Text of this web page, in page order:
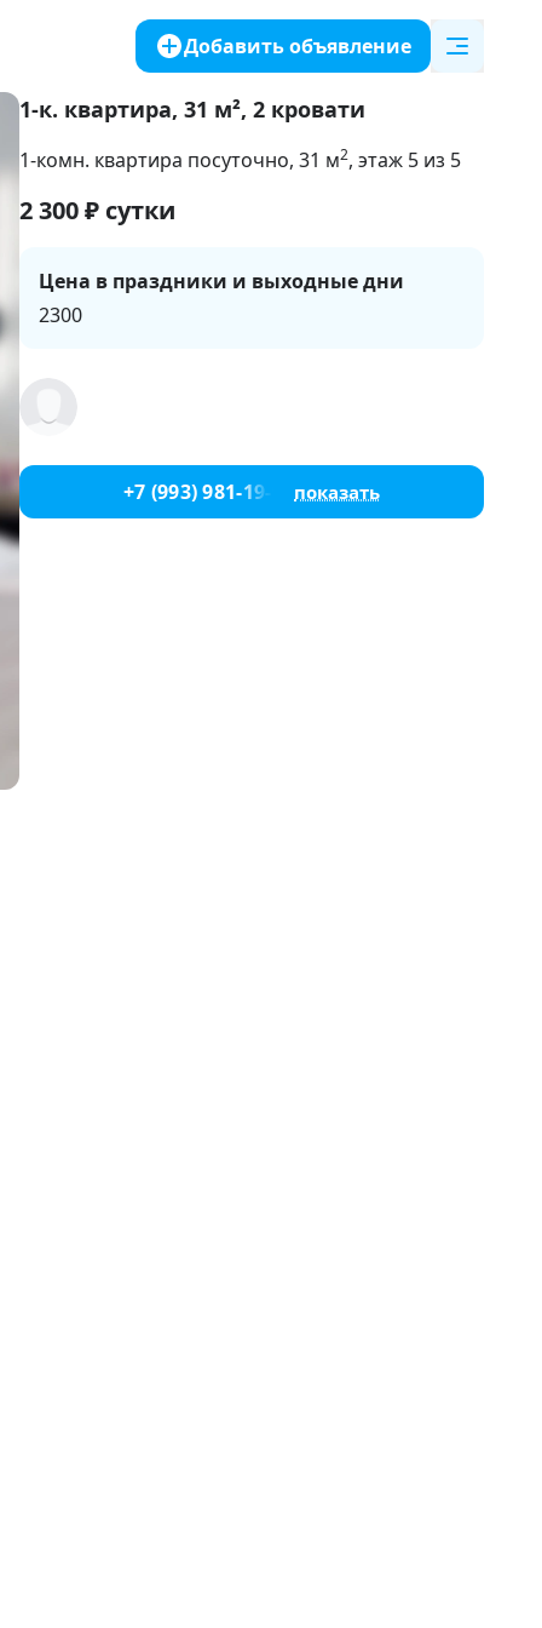
Добавить объявление
1-к. квартира, 31 м², 2 кровати
1-комн. квартира посуточно, 31 м2, этаж 5 из 5
2 300₽ сутки
Цена в праздники и выходные дни
2300
+7 (993) 981-19-91 показать